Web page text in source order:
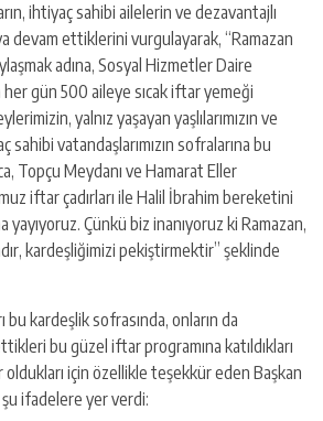
ihtiyaç sahibi ailelerin ve dezavantajlı
devam ettiklerini vurgulayarak, “Ramazan
adına, Sosyal Hizmetler Daire
her gün 500 aileye sıcak iftar yemeği
yalnız yaşayan yaşlılarımızın ve
sahibi vatandaşlarımızın sofralarına bu
Topçu Meydanı ve Hamarat Eller
iftar çadırları ile Halil İbrahim bereketini
yayıyoruz. Çünkü biz inanıyoruz ki Ramazan,
kardeşliğimizi pekiştirmektir” şeklinde
bu kardeşlik sofrasında, onların da
bu güzel iftar programına katıldıkları
için özellikle teşekkür eden Başkan
şu ifadelere yer verdi: